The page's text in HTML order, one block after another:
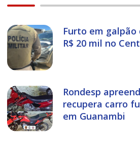
Furto em galpão
R$ 20 mil no
Rondesp
recupera carro
em Guanambi